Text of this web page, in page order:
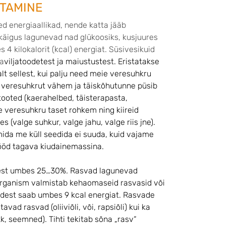
energiaallikad, nende katta jääb
lagunevad nad glükoosiks, kusjuures
4 kilokalorit (kcal) energiat. Süsivesikuid
viljatoodetest ja maiustustest. Eristatakse
sellest, kui palju need meie veresuhkru
vähem ja täiskõhutunne püsib
(kaerahelbed, täisterapasta,
veresuhkru taset rohkem ning kiireid
(valge suhkur, valge jahu, valge riis jne).
me küll seedida ei suuda, kuid vajame
tagava kiudainemassina.
umbes 25…30%. Rasvad lagunevad
valmistab kehaomaseid rasvasid või
saab umbes 9 kcal energiat. Rasvade
rasvad (oliiviõli, või, rapsiõli) kui ka
seemned). Tihti tekitab sõna „rasv“